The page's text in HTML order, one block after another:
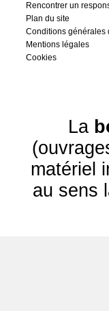
Rencontrer un
Plan du site
Conditions générales
Mentions légales
Cookies
La
matériel
au sens